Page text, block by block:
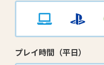
プレイ時間（平日）